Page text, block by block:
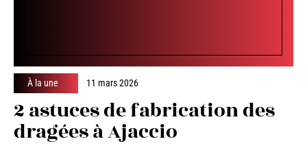
À la une 11 mars 2026
2 astuces de fabrication des
dragées à Ajaccio